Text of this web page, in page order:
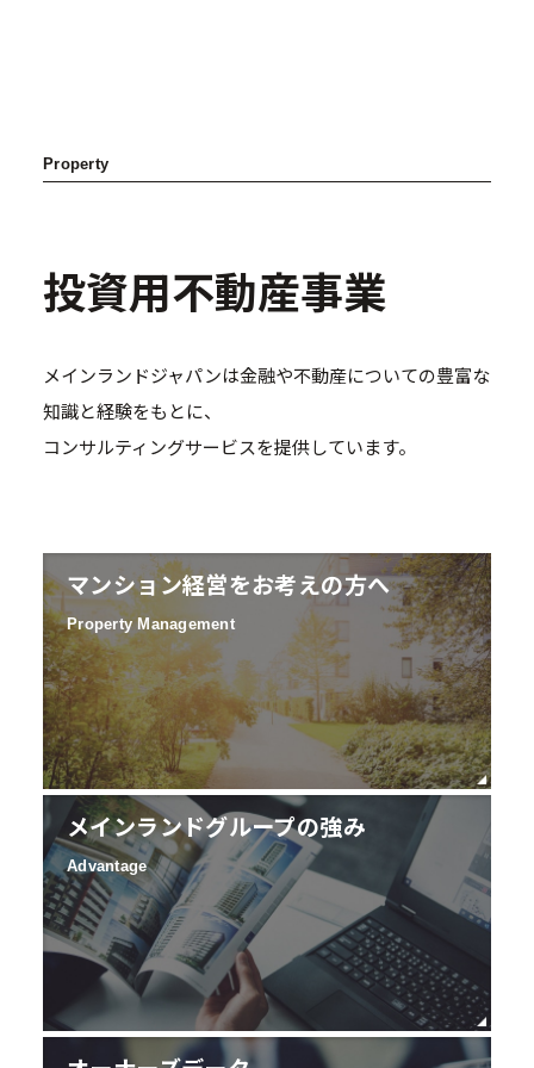
Property
投資用不動産事業
メインランドジャパンは金融や不動産についての豊富な
知識と経験をもとに、
コンサルティングサービスを提供しています。
マンション経営をお考えの方へ
Property Management
メインランドグループの強み
Advantage
A1 Type 2K